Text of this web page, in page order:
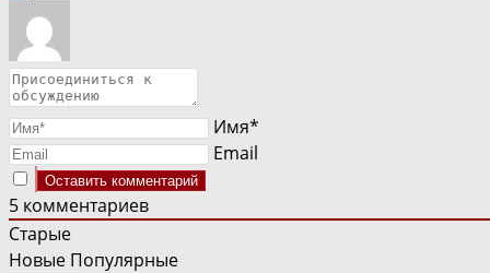
Имя*
Email
5 комментариев
Старые
Новые Популярные